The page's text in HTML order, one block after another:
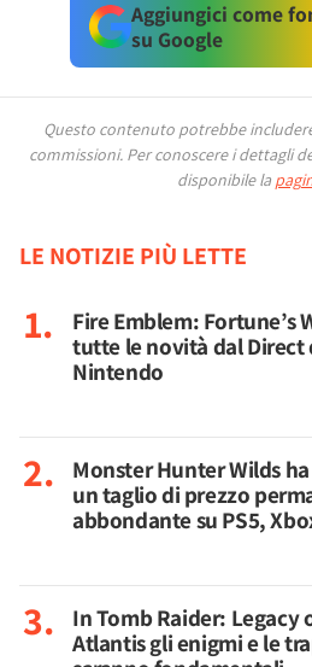
Aggiungici come
su Google
Questo contenuto potrebbe
commissioni. Per conoscere i dettagli
disponibile la
LE NOTIZIE PIÙ LETTE
Fire Emblem: Fortune’s
tutte le novità dal Direct
Nintendo
Monster Hunter Wilds
un taglio di prezzo
abbondante su PS5,
In Tomb Raider: Legacy
Atlantis gli enigmi e le